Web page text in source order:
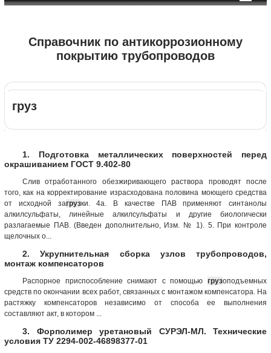
Справочник по антикоррозионному
покрытию трубопроводов
груз
1. Подготовка металлических поверхностей перед
окрашиванием ГОСТ 9.402-80
Слив отработанного обезжиривающего раствора проводят после
того, как на корректирование израсходована половина моющего средства
от исходной загрузки. 4а. В качестве ПАВ применяют синтанолы
алкилсульфаты, линейные алкилсульфаты и другие биологически
разлагаемые ПАВ. (Введен дополнительно, Изм. № 1). 5. При контроле
щелочных о...
2. Укрупнительная сборка узлов трубопроводов,
монтаж компенсаторов
Распорное приспособление снимают с помощью грузоподъемных
средств по окончании всех работ, связанных с монтажом компенсатора. На
растяжку компенсаторов независимо от способа ее выполнения
составляют акт, в котором ...
3. Форполимер уретановый СУРЭЛ-МЛ. Технические
условия ТУ 2294-002-46898377-01